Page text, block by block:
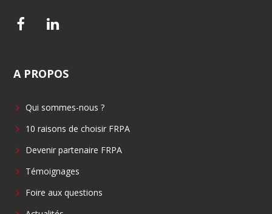
F
e
o
o
L
k
d
i
A PROPOS
Qui sommes-nous ?
10 raisons de choisir FRPA
Devenir partenaire FRPA
Témoignages
Foire aux questions